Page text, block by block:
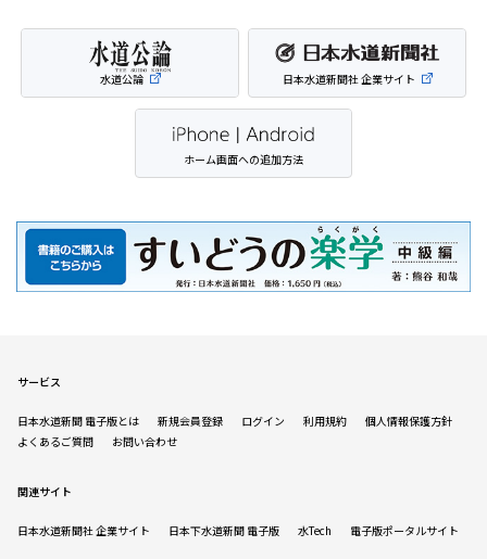
水道公論 日本水道新聞社 企業サイト
ホーム画面への追加方法
サービス
日本水道新聞 電子版とは 新規会員登録 ログイン 利用規約
個人情報保護方針
よくあるご質問
お問い合わせ
関連サイト
日本水道新聞社 企業サイト 日本下水道新聞 電子版 水Tech 電子版ポータルサイト